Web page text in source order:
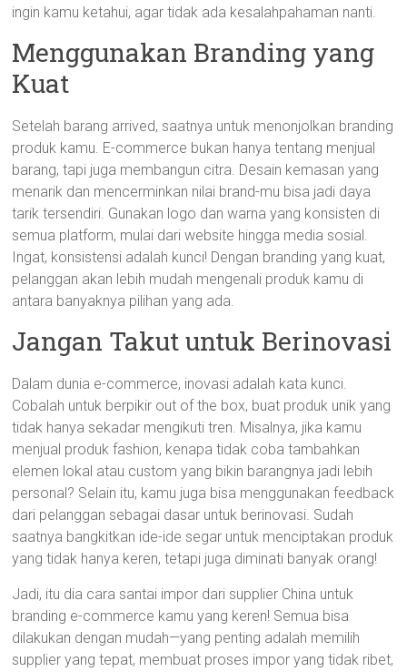
ingin kamu ketahui, agar tidak ada kesalahpahaman nanti.
Menggunakan Branding yang
Kuat
Setelah barang arrived, saatnya untuk menonjolkan branding
produk kamu. E-commerce bukan hanya tentang menjual
barang, tapi juga membangun citra. Desain kemasan yang
menarik dan mencerminkan nilai brand-mu bisa jadi daya
tarik tersendiri. Gunakan logo dan warna yang konsisten di
semua platform, mulai dari website hingga media sosial.
Ingat, konsistensi adalah kunci! Dengan branding yang kuat,
pelanggan akan lebih mudah mengenali produk kamu di
antara banyaknya pilihan yang ada.
Jangan Takut untuk Berinovasi
Dalam dunia e-commerce, inovasi adalah kata kunci.
Cobalah untuk berpikir out of the box, buat produk unik yang
tidak hanya sekadar mengikuti tren. Misalnya, jika kamu
menjual produk fashion, kenapa tidak coba tambahkan
elemen lokal atau custom yang bikin barangnya jadi lebih
personal? Selain itu, kamu juga bisa menggunakan feedback
dari pelanggan sebagai dasar untuk berinovasi. Sudah
saatnya bangkitkan ide-ide segar untuk menciptakan produk
yang tidak hanya keren, tetapi juga diminati banyak orang!
Jadi, itu dia cara santai impor dari supplier China untuk
branding e-commerce kamu yang keren! Semua bisa
dilakukan dengan mudah—yang penting adalah memilih
supplier yang tepat, membuat proses impor yang tidak ribet,